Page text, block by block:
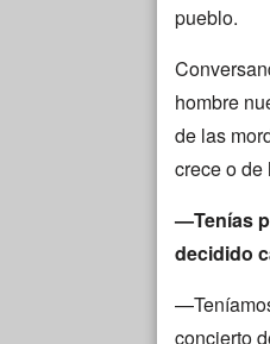
pueblo.
hombre
de las
crece o de
—Tenías
decidido
concierto